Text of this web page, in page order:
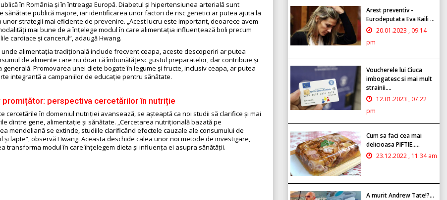
în România și în întreaga Europă. Diabetul și hipertensiunea arterială sunt
sănătate publică majore, iar identificarea unor factori de risc genetici ar putea ajuta la
strategii mai eficiente de prevenire. „Acest lucru este important, deoarece avem
mai bune de a înțelege modul în care alimentația influențează boli precum
cardiace și cancerul”, adaugă Hwang.
unde alimentația tradițională include frecvent ceapa, aceste descoperiri ar putea
de alimente care nu doar că îmbunătățesc gustul preparatelor, dar contribuie și
generală. Promovarea unei diete bogate în legume și fructe, inclusiv ceapa, ar putea
integrantă a campaniilor de educație pentru sănătate.
promițător: perspectiva cercetărilor în nutriție
cercetările în domeniul nutriției avansează, se așteaptă ca noi studii să clarifice și mai
dintre gene, alimentație și sănătate. „Cercetarea nutrițională bazată pe
mendeliană se extinde, studiile clarificând efectele cauzale ale consumului de
și lapte”, observă Hwang. Aceasta deschide calea unor noi metode de investigare,
transforma modul în care înțelegem dieta și influența ei asupra sănătății.
Arest preventiv -
Eurodeputata Eva Kaili ...
20.01.2023 , 09:14
pm
Voucherele lui Ciuca
imbogatesc si mai mult
strainii....
12.01.2023 , 07:22
pm
Cum sa faci cea mai
delicioasa PIFTIE.....
23.12.2022 , 11:34 am
A murit Andrew Tate!?...